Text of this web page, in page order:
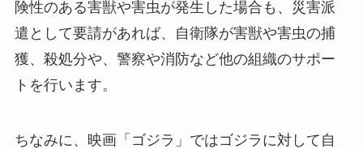
険性のある害獣や害虫が発生した場合も、災害派
遣として要請があれば、自衛隊が害獣や害虫の捕
獲、殺処分や、警察や消防など他の組織のサポー
トを行います。
ちなみに、映画「ゴジラ」ではゴジラに対して自